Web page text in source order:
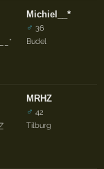
Michiel__*
♂ 36
Budel
MRHZ
♂ 42
Tilburg